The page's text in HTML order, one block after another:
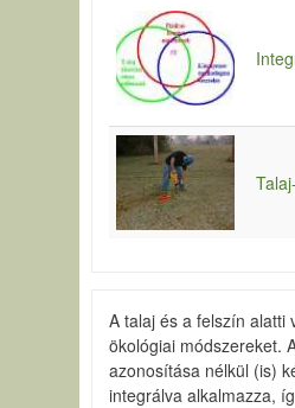
A talaj és a felszín alatti
ökológiai módszereket.
azonosítása nélkül (is)
integrálva alkalmazza,